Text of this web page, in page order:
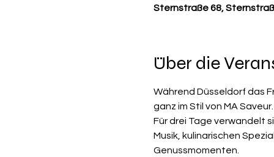
Sternstraße 68,
Über die
Während Düsseldorf das
ganz im Stil von MA Saveur.
Für drei Tage verwandelt
Musik, kulinarischen
Genussmomenten.